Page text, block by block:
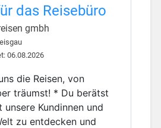
das Reisebüro
gmbh
06.08.2026
die Reisen, von
träumst! * Du berätst
unsere Kundinnen und
zu entdecken und